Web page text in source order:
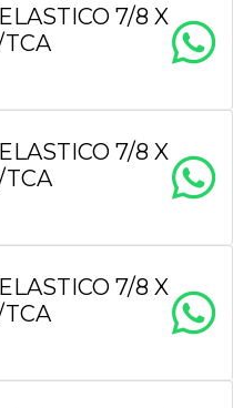
7/8 X
TCA
7/8 X
TCA
7/8 X
TCA